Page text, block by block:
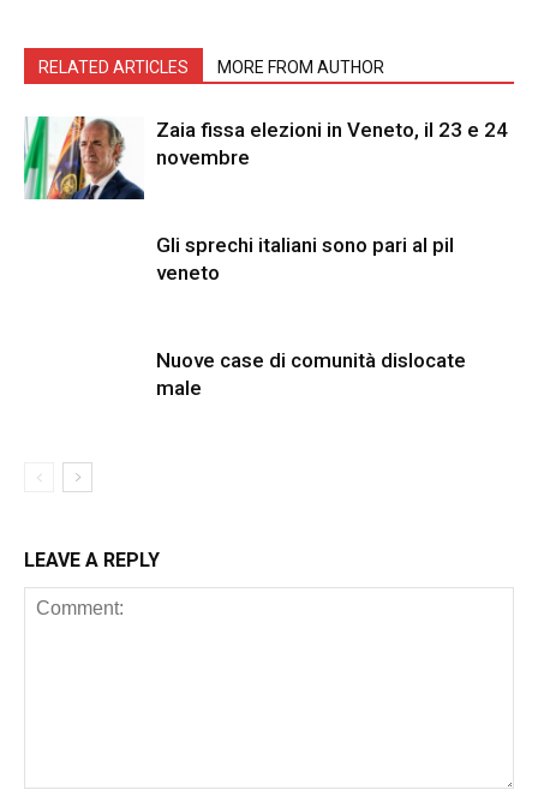
RELATED ARTICLES MORE FROM AUTHOR
Zaia fissa elezioni in Veneto, il 23 e 24
novembre
Gli sprechi italiani sono pari al pil
veneto
Nuove case di comunità dislocate
male
LEAVE A REPLY